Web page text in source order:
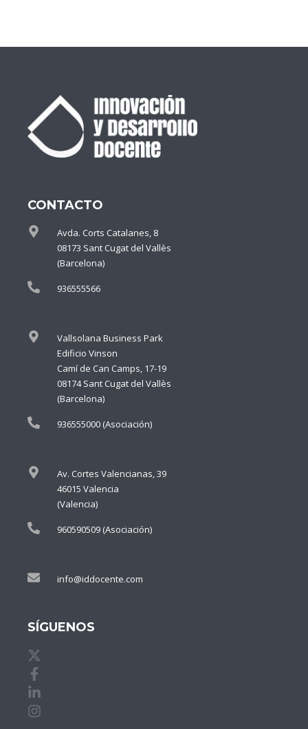
CONTACTO
Avda. Corts Catalanes, 8
08173 Sant Cugat del Vallès
(Barcelona)
936555566
Vallsolana Business Park
Edificio Vinson
Camí de Can Camps, 17-19
08174 Sant Cugat del Vallès
(Barcelona)
936555000 (Asociación)
Av. Cortes Valencianas, 39
46015 Valencia
(Valencia)
960590509 (Asociación)
info@iddocente.com
SÍGUENOS